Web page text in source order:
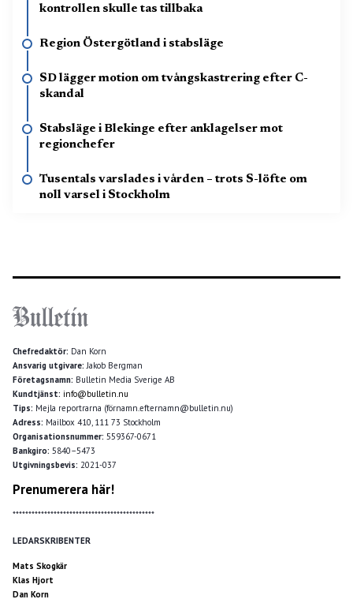
kontrollen skulle tas tillbaka
Region Östergötland i stabsläge
SD lägger motion om tvångskastrering efter C-
skandal
Stabsläge i Blekinge efter anklagelser mot
regionchefer
Tusentals varslades i vården – trots S-löfte om
noll varsel i Stockholm
Chefredaktör: Dan Korn
Ansvarig utgivare: Jakob Bergman
Företagsnamn: Bulletin Media Sverige AB
Kundtjänst: info@bulletin.nu
Tips: Mejla reportrarna (förnamn.efternamn@bulletin.nu)
Adress: Mailbox 410, 111 73 Stockholm
Organisationsnummer: 559367-0671
Bankgiro: 5840–5473
Utgivningsbevis: 2021-037
Prenumerera här!
*********************************************
LEDARSKRIBENTER
Mats Skogkär
Klas Hjort
Dan Korn